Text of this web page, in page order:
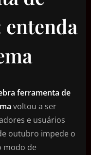
entenda
ferramenta de
voltou a ser
e usuários
outubro impede o
modo de